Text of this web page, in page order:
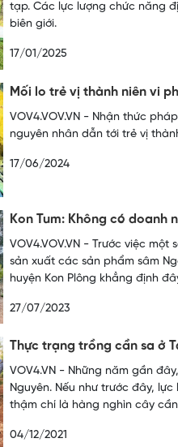
tạp. Các lực lượng chức năng
biên giới.
17/01/2025
Mối lo trẻ vị thành niên vi
VOV4.VOV.VN - Nhận thức
nguyên nhân dẫn tới trẻ vị
17/06/2024
Kon Tum: Không có doanh
VOV4.VOV.VN - Trước việc
sản xuất các sản phẩm sâm
huyện Kon Plông khẳng định
27/07/2023
Thực trạng trồng cần sa ở
VOV4.VN - Những năm gần
Nguyên. Nếu như trước đây,
thậm chí là hàng nghìn cây
04/12/2021